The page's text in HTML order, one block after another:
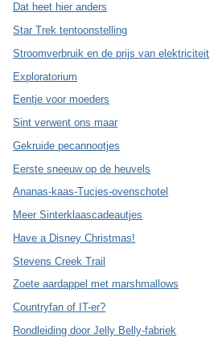
Dat heet hier anders
Star Trek tentoonstelling
Stroomverbruik en de prijs van elektriciteit
Exploratorium
Eentje voor moeders
Sint verwent ons maar
Gekruide pecannootjes
Eerste sneeuw op de heuvels
Ananas-kaas-Tucjes-ovenschotel
Meer Sinterklaascadeautjes
Have a Disney Christmas!
Stevens Creek Trail
Zoete aardappel met marshmallows
Countryfan of IT-er?
Rondleiding door Jelly Belly-fabriek